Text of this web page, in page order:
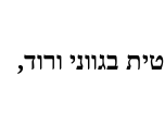
בגווני ורוד,